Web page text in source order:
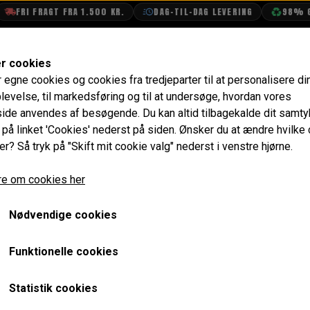
FRI FRAGT FRA 1.500 KR. DAG-TIL-DAG LEVERING 98%
Diaphragm (Pre-Verto) Bolt 1/4" UNF x 7/8" Lang
Bolt 1/4" UNF x 7/8" Lang
Varenummer: SH604071
Dette er bolten i koblings huset som koblings armen
Passer også til nogle remskiver på vandpumpen og
Forventet leveringstid:
cookies
egne cookies og cookies fra tredjeparter til at personalisere
til markedsføring og til at undersøge, hvordan vores
anvendes af besøgende. Du kan altid tilbagekalde dit
linket 'Cookies' nederst på siden. Ønsker du at ændre hvilke
Så tryk på "Skift mit cookie valg" nederst i venstre hjørne.
om cookies her
Nødvendige cookies
Funktionelle cookies
Statistik cookies